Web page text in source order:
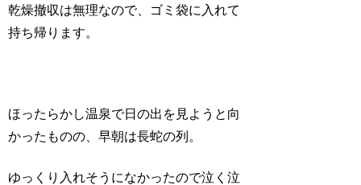
乾燥撤収は無理なので、ゴミ袋に入れて
持ち帰ります。
ほったらかし温泉で日の出を見ようと向
かったものの、早朝は長蛇の列。
ゆっくり入れそうになかったので泣く泣